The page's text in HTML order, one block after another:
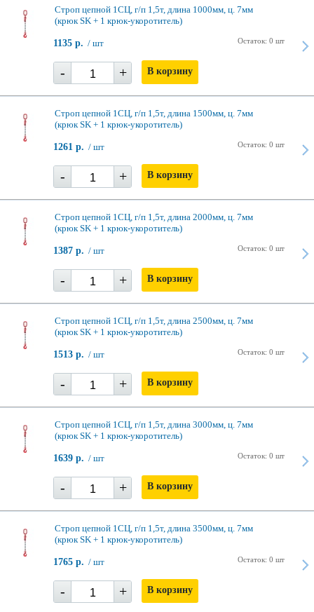
Строп цепной 1СЦ, г/п 1,5т, длина 1000мм, ц. 7мм
(крюк SK + 1 крюк-укоротитель)
Остаток: 0 шт
1135 р. / шт
- + В корзину
Строп цепной 1СЦ, г/п 1,5т, длина 1500мм, ц. 7мм
(крюк SK + 1 крюк-укоротитель)
Остаток: 0 шт
1261 р. / шт
- + В корзину
Строп цепной 1СЦ, г/п 1,5т, длина 2000мм, ц. 7мм
(крюк SK + 1 крюк-укоротитель)
Остаток: 0 шт
1387 р. / шт
- + В корзину
Строп цепной 1СЦ, г/п 1,5т, длина 2500мм, ц. 7мм
(крюк SK + 1 крюк-укоротитель)
Остаток: 0 шт
1513 р. / шт
- + В корзину
Строп цепной 1СЦ, г/п 1,5т, длина 3000мм, ц. 7мм
(крюк SK + 1 крюк-укоротитель)
Остаток: 0 шт
1639 р. / шт
- + В корзину
Строп цепной 1СЦ, г/п 1,5т, длина 3500мм, ц. 7мм
(крюк SK + 1 крюк-укоротитель)
Остаток: 0 шт
1765 р. / шт
- + В корзину